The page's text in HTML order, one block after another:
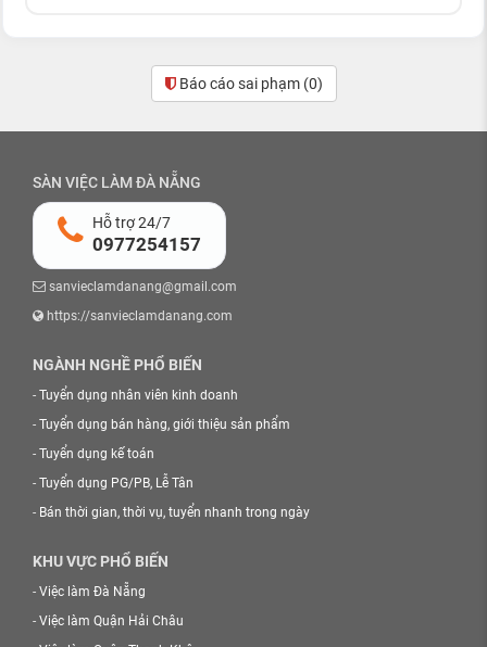
Báo cáo sai phạm (0)
SÀN VIỆC LÀM ĐÀ NẴNG
Hỗ trợ 24/7
0977254157
sanvieclamdanang@gmail.com
https://sanvieclamdanang.com
NGÀNH NGHỀ PHỔ BIẾN
- Tuyển dụng nhân viên kinh doanh
- Tuyển dụng bán hàng, giới thiệu sản phẩm
- Tuyển dụng kế toán
- Tuyển dụng PG/PB, Lễ Tân
- Bán thời gian, thời vụ, tuyển nhanh trong ngày
KHU VỰC PHỔ BIẾN
- Việc làm Đà Nẵng
- Việc làm Quận Hải Châu